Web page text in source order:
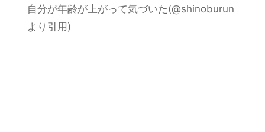
自分が年齢が上がって気づいた(@shinoburun
より引用)